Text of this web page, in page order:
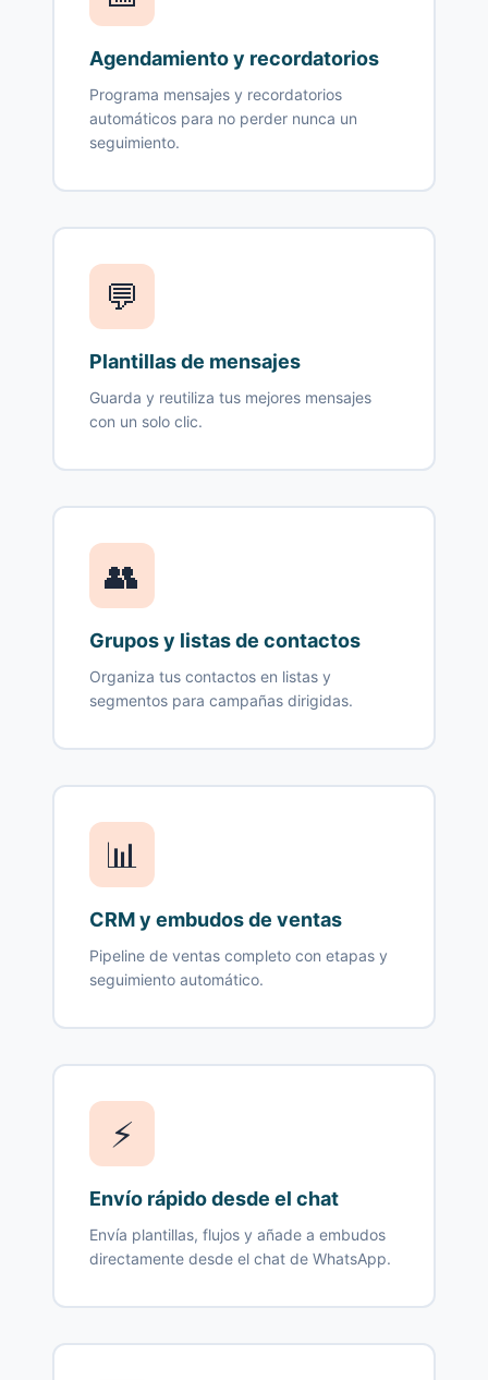
Agendamiento y recordatorios
Programa mensajes y recordatorios
automáticos para no perder nunca un
seguimiento.
💬
Plantillas de mensajes
Guarda y reutiliza tus mejores mensajes
con un solo clic.
👥
Grupos y listas de contactos
Organiza tus contactos en listas y
segmentos para campañas dirigidas.
📊
CRM y embudos de ventas
Pipeline de ventas completo con etapas y
seguimiento automático.
⚡
Envío rápido desde el chat
Envía plantillas, flujos y añade a embudos
directamente desde el chat de WhatsApp.